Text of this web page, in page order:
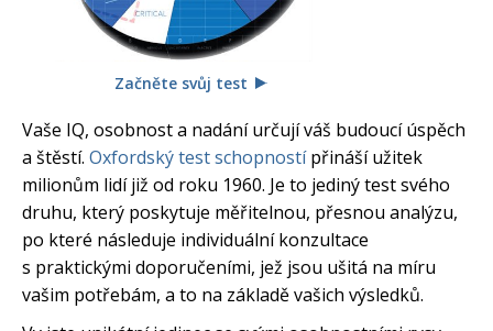
Začněte svůj test
Vaše IQ, osobnost a nadání určují váš budoucí úspěch
a štěstí. Oxfordský test schopnostípřináší užitek
milionům lidí již od roku 1960. Je to jediný test svého
druhu, který poskytuje měřitelnou, přesnou analýzu,
po které následuje individuální konzultace
s praktickými doporučeními, jež jsou ušitá na míru
vašim potřebám, a to na základě vašich výsledků.